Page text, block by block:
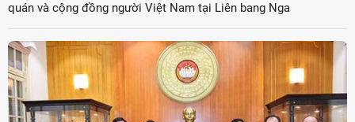
quán và cộng đồng người Việt Nam tại Liên bang Nga